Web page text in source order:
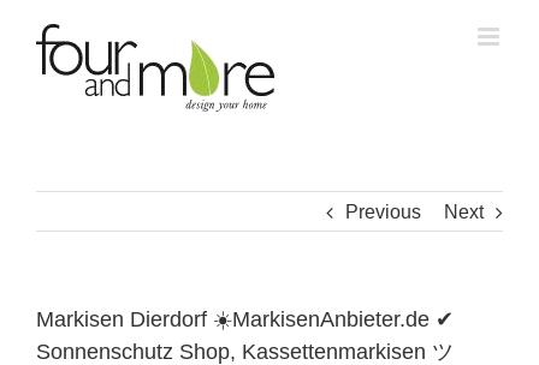
content
Previous Next
Markisen Dierdorf ☀️MarkisenAnbieter.de ✔
Sonnenschutz Shop, Kassettenmarkisen ツ